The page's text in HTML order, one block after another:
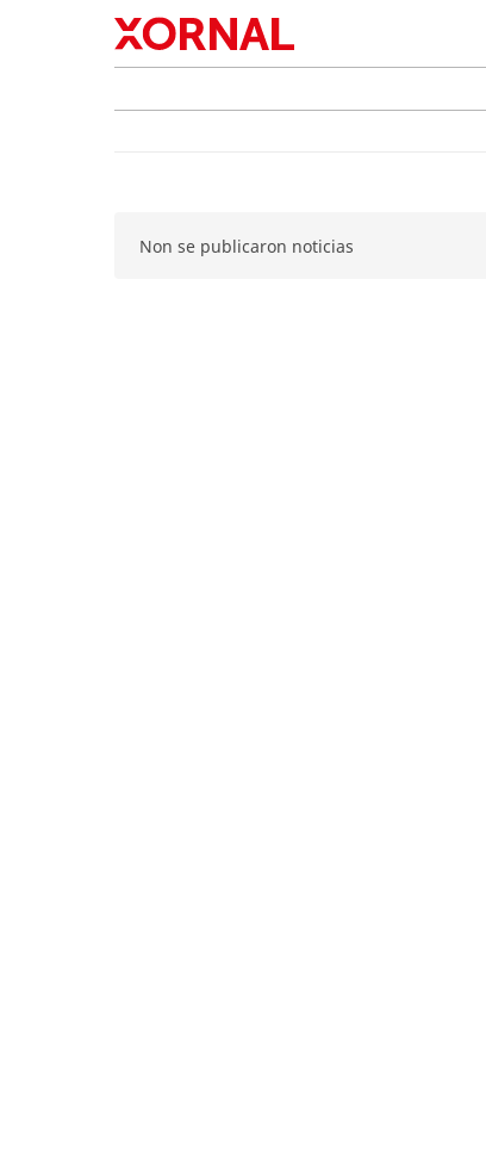
Non se publicaron noticias